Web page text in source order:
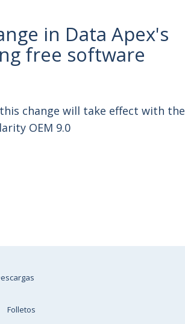
in Data Apex's
free software
change will take effect with the
OEM 9.0
Folletos